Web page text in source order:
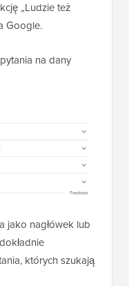
„Ludzie też
Google.
na dany
jako nagłówek lub
których szukają